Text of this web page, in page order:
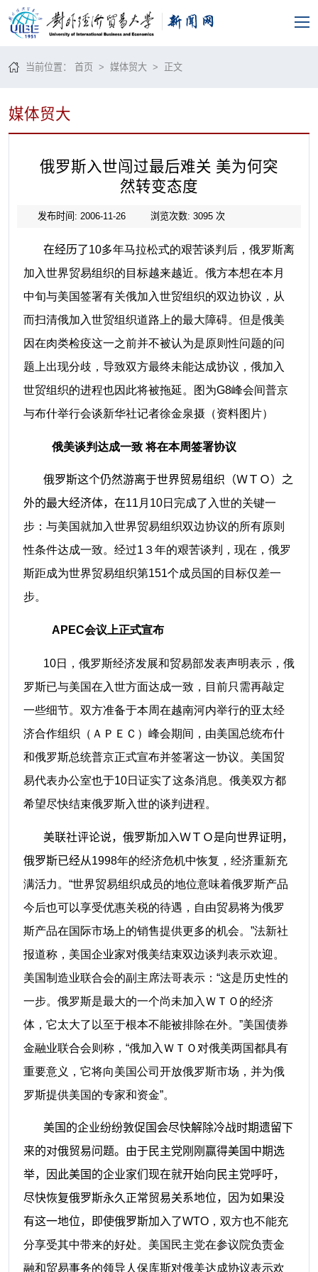
当前位置：首页 >媒体贸大 > 正文
媒体贸大
俄罗斯入世闯过最后难关 美为何突
然转变态度
发布时间: 2006-11-26 浏览次数: 3095次
在经历了10多年马拉松式的艰苦谈判后，俄罗斯离
加入世界贸易组织的目标越来越近。俄方本想在本月
中旬与美国签署有关俄加入世贸组织的双边协议，从
而扫清俄加入世贸组织道路上的最大障碍。但是俄美
因在肉类检疫这一之前并不被认为是原则性问题的问
题上出现分歧，导致双方最终未能达成协议，俄加入
世贸组织的进程也因此将被拖延。图为G8峰会间普京
与布什举行会谈新华社记者徐金泉摄（资料图片）
俄美谈判达成一致 将在本周签署协议
俄罗斯这个仍然游离于世界贸易组织（ＷＴＯ）之
外的最大经济体，在11月10日完成了入世的关键一
步：与美国就加入世界贸易组织双边协议的所有原则
性条件达成一致。经过1３年的艰苦谈判，现在，俄罗
斯距成为世界贸易组织第151个成员国的目标仅差一
步。
APEC会议上正式宣布
10日，俄罗斯经济发展和贸易部发表声明表示，俄
罗斯已与美国在入世方面达成一致，目前只需再敲定
一些细节。双方准备于本周在越南河内举行的亚太经
济合作组织（ＡＰＥＣ）峰会期间，由美国总统布什
和俄罗斯总统普京正式宣布并签署这一协议。美国贸
易代表办公室也于10日证实了这条消息。俄美双方都
希望尽快结束俄罗斯入世的谈判进程。
美联社评论说，俄罗斯加入ＷＴＯ是向世界证明，
俄罗斯已经从1998年的经济危机中恢复，经济重新充
满活力。“世界贸易组织成员的地位意味着俄罗斯产品
今后也可以享受优惠关税的待遇，自由贸易将为俄罗
斯产品在国际市场上的销售提供更多的机会。”法新社
报道称，美国企业家对俄美结束双边谈判表示欢迎。
美国制造业联合会的副主席法哥表示：“这是历史性的
一步。俄罗斯是最大的一个尚未加入ＷＴＯ的经济
体，它太大了以至于根本不能被排除在外。”美国债券
金融业联合会则称，“俄加入ＷＴＯ对俄美两国都具有
重要意义，它将向美国公司开放俄罗斯市场，并为俄
罗斯提供美国的专家和资金”。
美国的企业纷纷敦促国会尽快解除冷战时期遗留下
来的对俄贸易问题。由于民主党刚刚赢得美国中期选
举，因此美国的企业家们现在就开始向民主党呼吁，
尽快恢复俄罗斯永久正常贸易关系地位，因为如果没
有这一地位，即使俄罗斯加入了WTO，双方也不能充
分享受其中带来的好处。美国民主党在参议院负责金
融和贸易事务的领导人保库斯对俄美达成协议表示欢